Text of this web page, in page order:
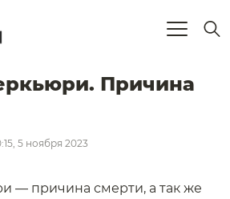
Причина
5 ноября 2023
— причина смерти, а так же